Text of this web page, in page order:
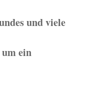
und viele
ein